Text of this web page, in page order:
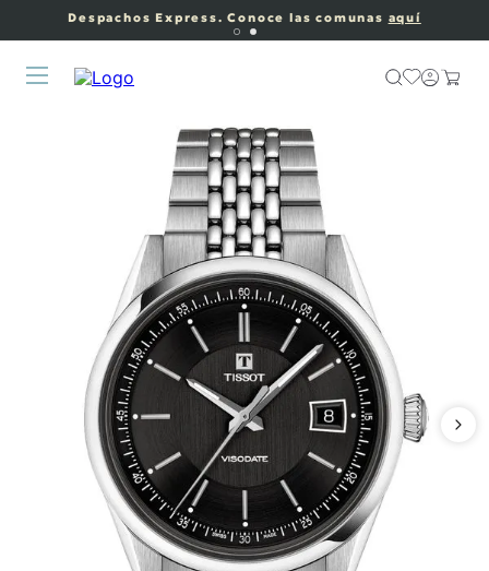
Despachos Express. Conoce las comunas aquí